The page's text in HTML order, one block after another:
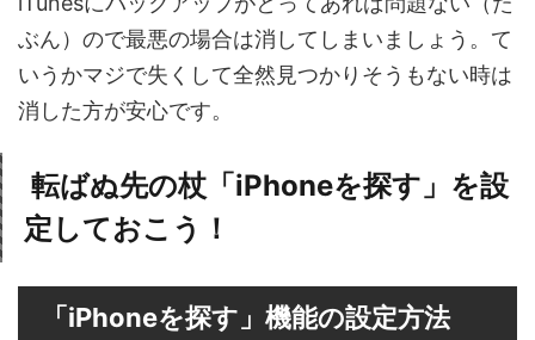
ぶん）ので最悪の場合は消してしまいましょう。て
いうかマジで失くして全然見つかりそうもない時は
消した方が安心です。
転ばぬ先の杖「iPhoneを探す」を設
定しておこう！
「iPhoneを探す」機能の設定方法